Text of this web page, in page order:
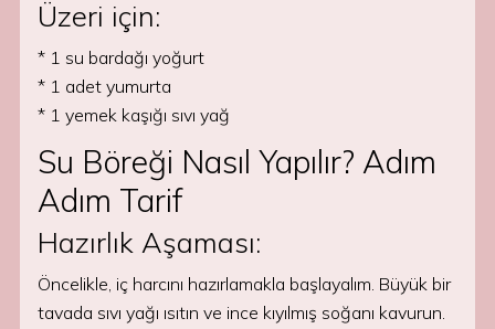
Üzeri için:
* 1 su bardağı yoğurt
* 1 adet yumurta
* 1 yemek kaşığı sıvı yağ
Su Böreği Nasıl Yapılır? Adım
Adım Tarif
Hazırlık Aşaması:
Öncelikle, iç harcını hazırlamakla başlayalım. Büyük bir
tavada sıvı yağı ısıtın ve ince kıyılmış soğanı kavurun.